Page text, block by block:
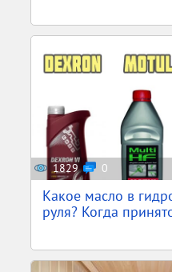
1829 0
Какое масло в
руля? Когда